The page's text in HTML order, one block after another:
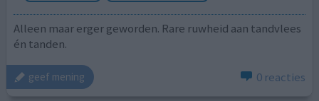
Alleen maar erger geworden. Rare ruwheid aan tandvlees
én tanden.
geef mening 0 reacties